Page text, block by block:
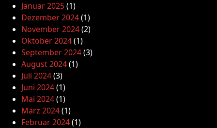
Januar 2025(1)
Dezember 2024(1)
November 2024(2)
Oktober 2024(1)
September 2024(3)
August 2024(1)
Juli 2024(3)
Juni 2024(1)
Mai 2024(1)
März 2024(1)
Februar 2024(1)